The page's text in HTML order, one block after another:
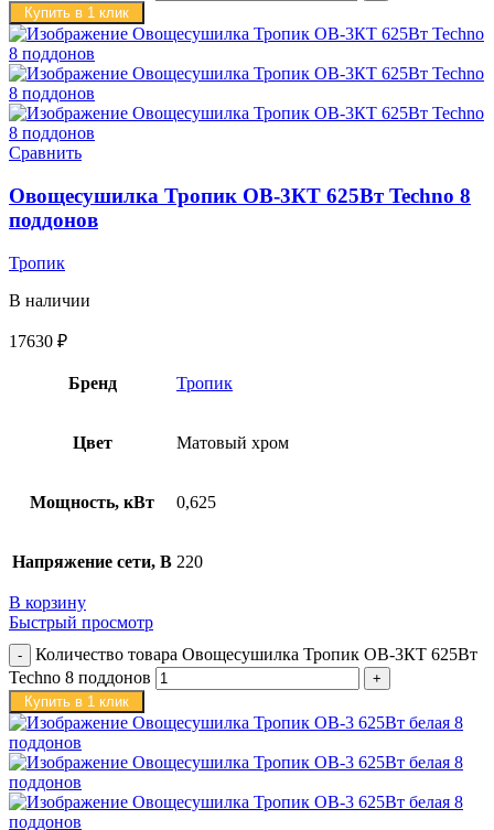
Купить в 1 клик
Сравнить
Овощесушилка Тропик ОВ-3КТ 625Вт Techno 8
поддонов
Тропик
В наличии
17630 ₽
Бренд Тропик
Цвет Матовый хром
Мощность, кВт 0,625
Напряжение сети, В 220
В корзину
Быстрый просмотр
Количество товара Овощесушилка Тропик ОВ-3КТ 625Вт
Techno 8 поддонов
Купить в 1 клик